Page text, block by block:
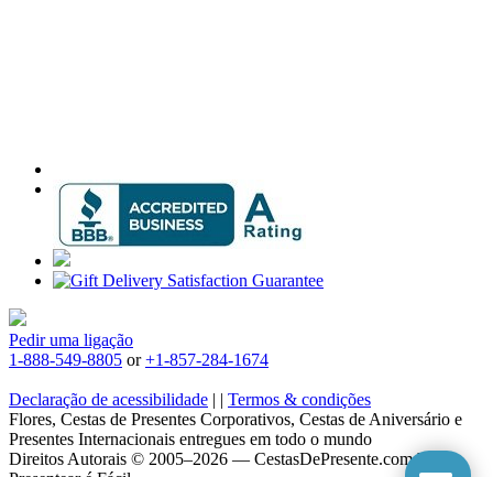
Pedir uma ligação
1-888-549-8805 or+1-857-284-1674
Declaração de acessibilidade | | Termos & condições
Flores, Cestas de Presentes Corporativos, Cestas de Aniversário e
Presentes Internacionais entregues em todo o mundo
Direitos Autorais © 2005–2026 — CestasDePresente.com.br —